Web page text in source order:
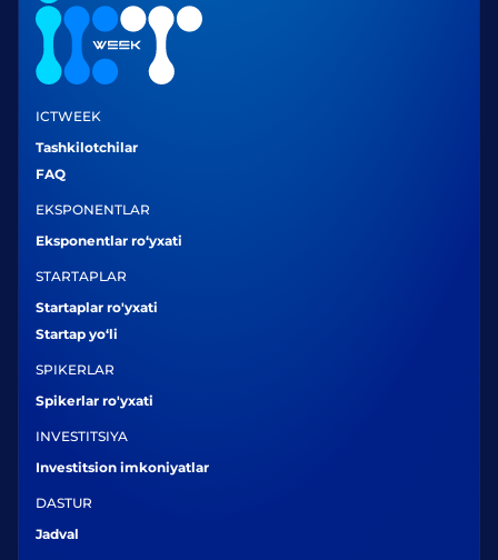
ICTWEEK
Tashkilotchilar
FAQ
EKSPONENTLAR
Eksponentlar ro‘yxati
STARTAPLAR
Startaplar ro'yxati
Startap yo‘li
SPIKERLAR
Spikerlar ro'yxati
INVESTITSIYA
Investitsion imkoniyatlar
DASTUR
Jadval